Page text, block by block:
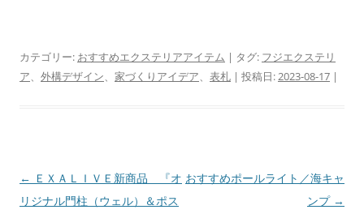
カテゴリー: おすすめエクステリアアイテム | タグ: フジエクステリ
ア、 外構デザイン、 家づくりアイデア、 表札 | 投稿日:2023-08-17 |
投
稿
← ＥＸＡＬＩＶＥ新商品 『オ
リジナル門柱（ウェル）＆ポス
おすすめポールライト／海キャ
ンプ →